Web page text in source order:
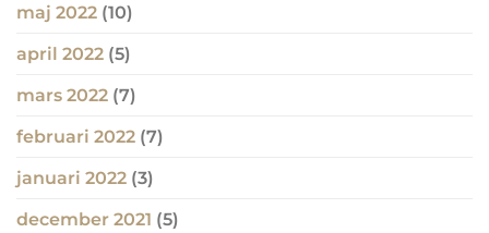
maj 2022 (10)
april 2022 (5)
mars 2022 (7)
februari 2022 (7)
januari 2022 (3)
december 2021 (5)